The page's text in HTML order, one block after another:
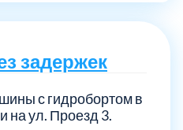
задержек
с гидробортом в
на ул. Проезд 3.